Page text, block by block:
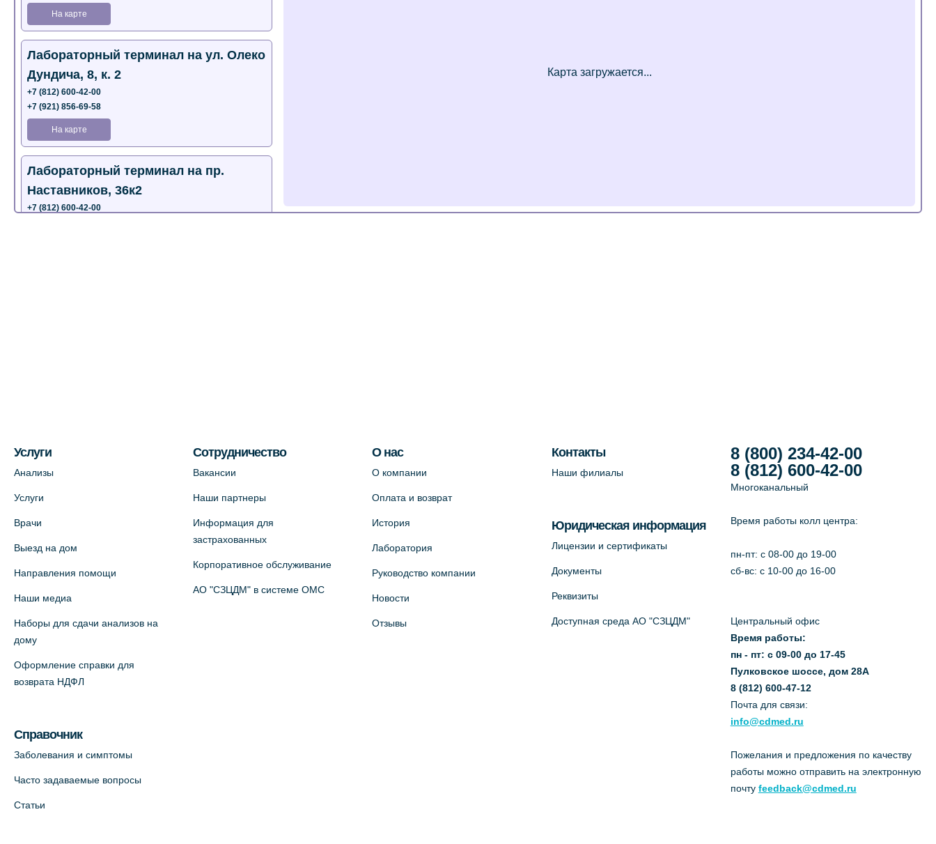
На карте
Лабораторный терминал на ул. Олеко
Дундича, 8, к. 2
+7 (812) 600-42-00
+7 (921) 856-69-58
На карте
Лабораторный терминал на пр.
Наставников, 36к2
+7 (812) 600-42-00
+7 (812) 660-73-69
На карте
партнер)
+7 (812) 660-73-69
На карте
Семейный" (официальный партнер),
Красносельское шоссе, 54, к.3
Услуги
Анализы
Услуги
Врачи
Выезд на дом
Направления помощи
Наши медиа
Наборы для сдачи анализов на
дому
Оформление справки для
возврата НДФЛ
Справочник
Заболевания и симптомы
Часто задаваемые вопросы
Статьи
Сотрудничество
Вакансии
Наши партнеры
Информация для
застрахованных
Корпоративное обслуживание
АО "СЗЦДМ" в системе ОМС
О нас
О компании
Оплата и возврат
История
Лаборатория
Руководство компании
Новости
Отзывы
Контакты
Наши филиалы
Юридическая информация
Лицензии и сертификаты
Документы
Реквизиты
Доступная среда АО "СЗЦДМ"
8 (800) 234-42-00
8 (812) 600-42-00
Многоканальный
Время работы колл центра:
пн-пт: c 08-00 до 19-00
сб-вс: с 10-00 до 16-00
Центральный офис
Время работы:
пн - пт: с 09-00 до 17-45
Пулковское шоссе, дом 28А
8 (812) 600-47-12
Почта для связи:
info@cdmed.ru
Пожелания и предложения по качеству
работы можно отправить на электронную
почту feedback@cdmed.ru